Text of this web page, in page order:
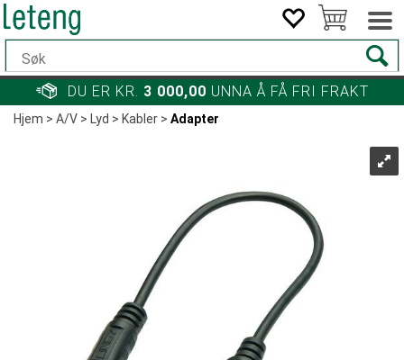
DU ER KR. 3 000,00 UNNA Å FÅ FRI FRAKT
Hjem>A/V>Lyd>Kabler>Adapter